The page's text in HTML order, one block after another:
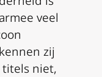
veel
zij
niet,